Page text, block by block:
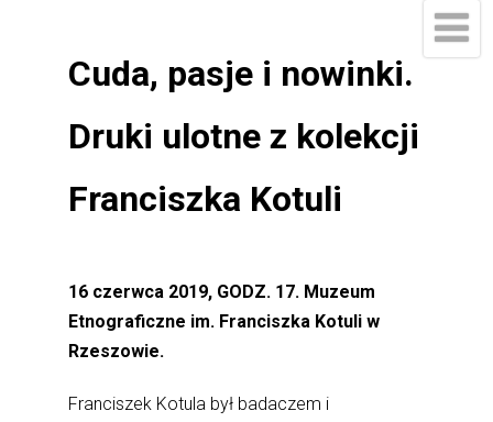
Cuda, pasje i nowinki.
Druki ulotne z kolekcji
Franciszka Kotuli
16 czerwca 2019, GODZ. 17. Muzeum
Etnograficzne im. Franciszka Kotuli w
Rzeszowie.
Franciszek Kotula był badaczem i